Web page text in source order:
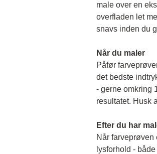
male over en
overfladen let
snavs inden du
Når du maler
Påfør
det bedste
- gerne omkring
resultatet. Husk
Efter du har
Når farveprøven
lysforhold -